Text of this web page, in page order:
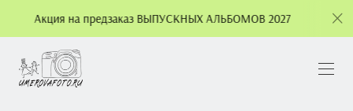
на предзаказ ВЫПУСКНЫХ АЛЬБОМОВ 2027 Акция